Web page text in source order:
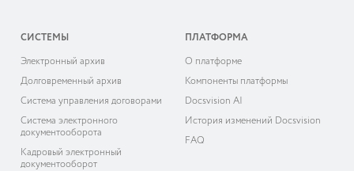
СИСТЕМЫ
Электронный архив
Долговременный архив
Система управления договорами
Система электронного
документооборота
Кадровый электронный
документооборот
ПЛАТФОРМА
О платформе
Компоненты платформы
Docsvision AI
История изменений Docsvision
FAQ